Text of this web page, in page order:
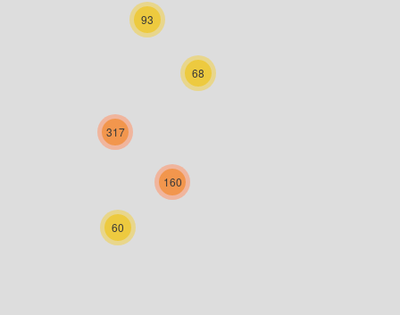
68
93
60
160
317